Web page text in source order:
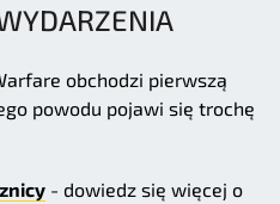
obchodzi pierwszą
powodu pojawi się trochę
- dowiedz się więcej o